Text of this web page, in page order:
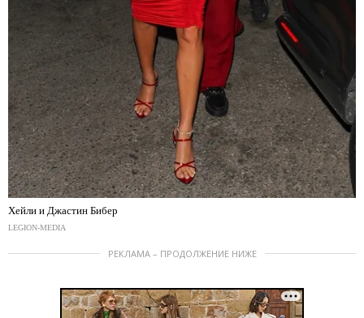
Хейли и Джастин Бибер
LEGION-MEDIA
РЕКЛАМА – ПРОДОЛЖЕНИЕ НИЖЕ